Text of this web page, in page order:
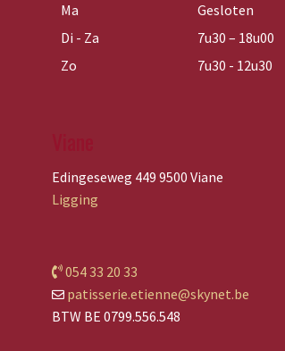
Ma
Gesloten
Di - Za
7u30 – 18u00
Zo
7u30 - 12u30
Edingeseweg 449 9500 Viane
Ligging
054 33 20 33
patisserie.etienne@skynet.be
BTW BE 0799.556.548